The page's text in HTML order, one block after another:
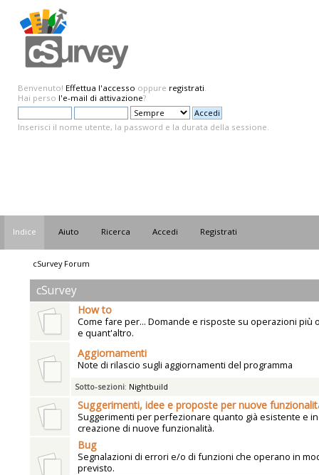
Benvenuto! Effettua l'accesso oppure registrati.
Hai perso l'e-mail di attivazione?
Inserisci il nome utente, la password e la durata della sessione.
Indice Aiuto Ricerca Accedi Registrati
cSurvey Forum
cSurvey
How to
Come fare per... Domande e risposte su operazioni più
e quant'altro.
Aggiornamenti
Note di rilascio sugli aggiornamenti del programma
Sotto-sezioni: Nightbuild
Suggerimenti, idee e proposte per nuove
Suggerimenti per perfezionare quanto già esistente e
creazione di nuove funzionalità.
Bug
Segnalazioni di errori e/o di funzioni che operano in
previsto.